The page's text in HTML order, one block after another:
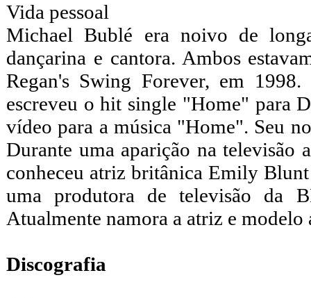
Vida pessoal
Michael Bublé era noivo de
dançarina e cantora. Ambos
Regan's Swing Forever, em
escreveu o hit single "Home" para
vídeo para a música "Home". Seu
Durante uma aparição na televisão
conheceu atriz britânica Emily
uma produtora de televisão da
Atualmente namora a atriz e
Discografia